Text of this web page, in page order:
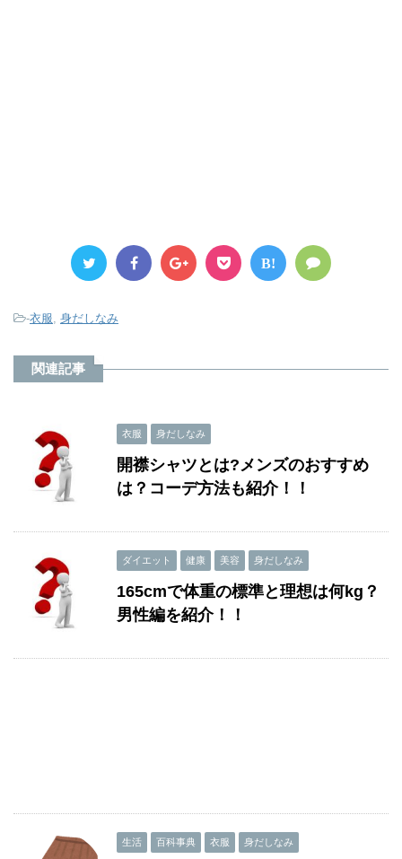
B!
-衣服, 身だしなみ
関連記事
衣服 身だしなみ
開襟シャツとは?メンズのおすすめ
は？コーデ方法も紹介！！
ダイエット 健康 美容 身だしなみ
165cmで体重の標準と理想は何kg？
男性編を紹介！！
生活 百科事典 衣服 身だしなみ